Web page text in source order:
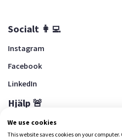
Socialt 👩‍💻
Instagram
Facebook
LinkedIn
Hjälp 🚨
Hjälpcenter
We use cookies
This website saves cookies on your